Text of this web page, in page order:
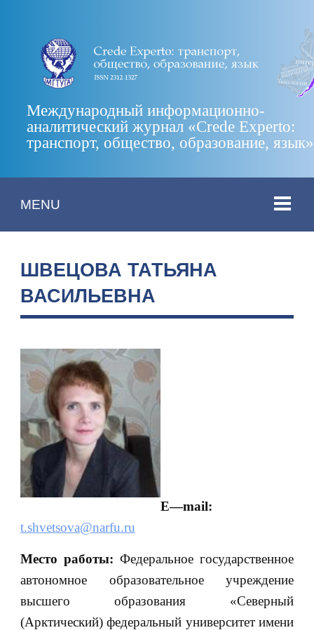
Международный информационно-
аналитический журнал «Crede Experto:
транспорт, общество, образование, язык»
MENU
ШВЕЦОВА ТАТЬЯНА
ВАСИЛЬЕВНА
E—mail:
t.shvetsova@narfu.ru
Место работы: Федеральное государственное
автономное образовательное учреждение
высшего образования «Северный
(Арктический) федеральный университет имени